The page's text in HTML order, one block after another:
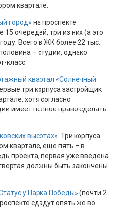
квартале.
город» на проспекте
15 очередей, три из них (а это
Всего в ЖК более 22 тыс.
– студии, однако
класс.
квартал «Солнечный
три корпуса застройщик
хотя согласно
имеет полное право сделать
высотах» . Три корпуса
квартале, еще пять – в
проекта, первая уже введена
должны быть закончены
у Парка Победы» (почти 2
сдадут опять же во